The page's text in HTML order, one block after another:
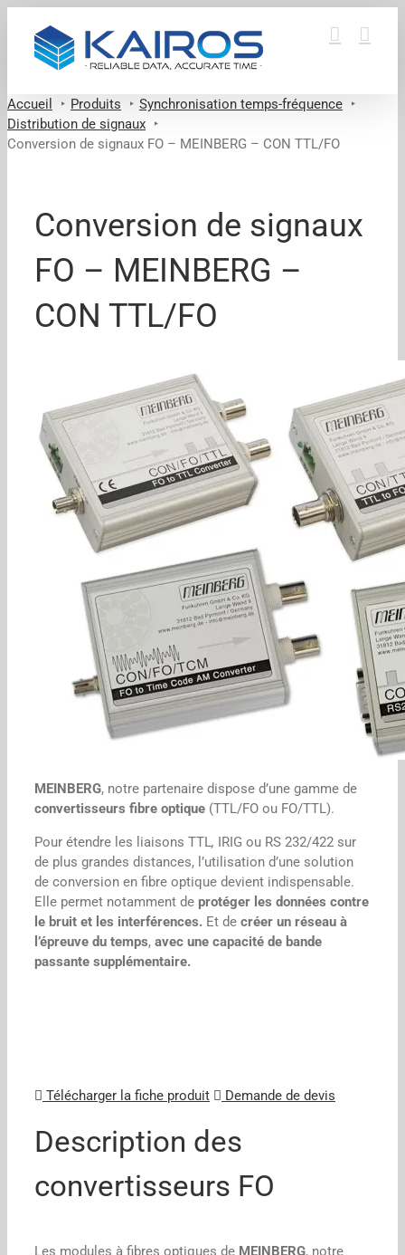
contenu
Accueil Produits
Synchronisation temps-fréquence
Distribution de signaux
Conversion de signaux FO – MEINBERG – CON TTL/FO
Conversion de signaux
FO – MEINBERG –
CON TTL/FO
MEINBERG, notre partenaire dispose d’une gamme de
convertisseurs fibre optique (TTL/FO ou FO/TTL).
Pour étendre les liaisons TTL, IRIG ou RS 232/422 sur
de plus grandes distances, l’utilisation d’une solution
de conversion en fibre optique devient indispensable.
Elle permet notamment de protéger les données contre
le bruit et les interférences. Et de créer un réseau à
l’épreuve du temps, avec une capacité de bande
passante supplémentaire.
Télécharger la fiche produit Demande de devis
Description des
convertisseurs FO
Les modules à fibres optiques de MEINBERG, notre